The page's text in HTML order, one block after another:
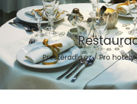
Prostěradla.cz/Pro hotely